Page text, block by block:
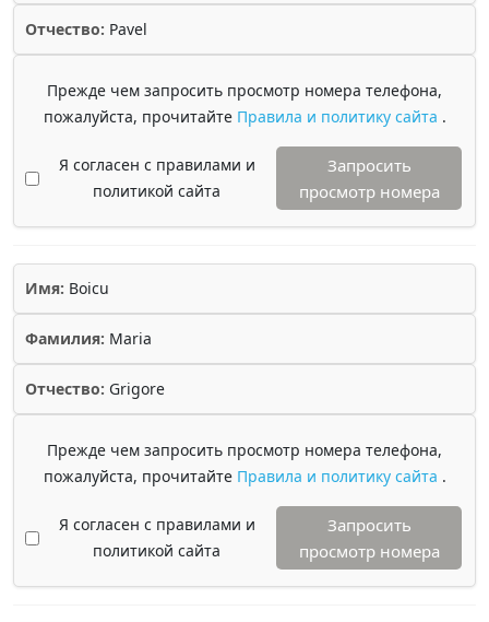
Отчество: Pavel
Прежде чем запросить просмотр номера телефона,
пожалуйста, прочитайте Правила и политику сайта .
Я согласен с правилами и
политикой сайта
Запросить
просмотр номера
Имя: Boicu
Фамилия: Maria
Отчество: Grigore
Прежде чем запросить просмотр номера телефона,
пожалуйста, прочитайте Правила и политику сайта .
Я согласен с правилами и
политикой сайта
Запросить
просмотр номера